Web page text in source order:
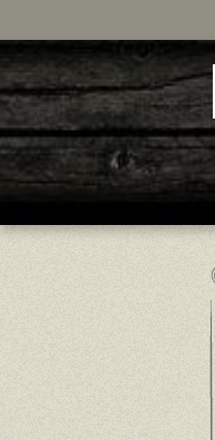
naar
de
hoofdinhoud